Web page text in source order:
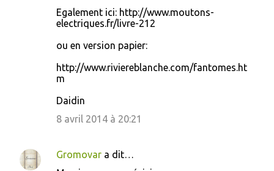
Egalement ici: http://www.moutons-
electriques.fr/livre-212
ou en version papier:
http://www.riviereblanche.com/fantomes.ht
m
Daidin
8 avril 2014 à 20:21
Gromovar a dit…